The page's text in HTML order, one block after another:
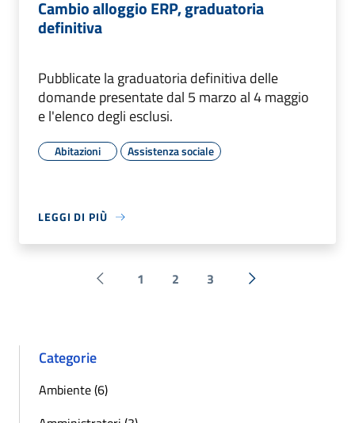
Cambio alloggio ERP, graduatoria
definitiva
Pubblicate la graduatoria definitiva delle
domande presentate dal 5 marzo al 4 maggio
e l'elenco degli esclusi.
Abitazioni Assistenza sociale
LEGGI DI PIÙ
Pagina precedente
1 2 3 Successiva »
Categorie
Ambiente (6)